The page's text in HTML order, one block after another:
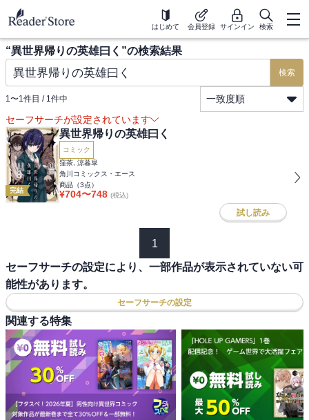
はじめて 会員登録 サインイン 検索
“異世界帰りの英雄曰く ”の検索結果
検索
1〜1件目 / 1件中
一致度順
セーフサーチが設定されています
完結
異世界帰りの英雄曰く
コミック
窪茶, 涼暮皐
角川コミックス・エース
商品（3点）
¥704〜748 (税込)
試し読み
1
セーフサーチの設定により、一部作品が表示されていない可
能性があります。
セーフサーチの設定
関連する特集